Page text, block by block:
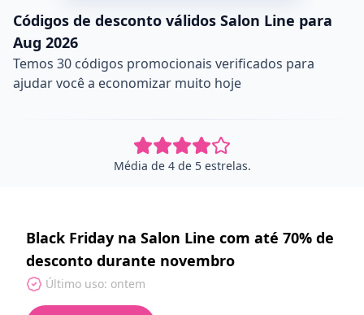
Códigos de desconto válidos Salon Line para
Aug 2026
Temos 30 códigos promocionais verificados para
ajudar você a economizar muito hoje
Média de 4 de 5 estrelas.
Black Friday na Salon Line com até 70% de
desconto durante novembro
Último uso: ontem